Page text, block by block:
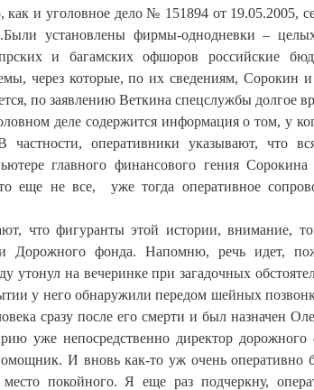
и уголовное дело № 151894 от 19.05.2005,
установлены фирмы-однодневки –
и багамских офшоров российские
через которые, по их сведениям, Сорокин
по заявлению Веткина спецслужбы долгое
деле содержится информация о том, у
частности, оперативники указывают, что
главного финансового гения
еще не все, уже тогда оперативное
что фигуранты этой истории, внимание,
Дорожного фонда. Напомню, речь идет,
утонул на вечеринке при загадочных
у него обнаружили передом шейных
сразу после его смерти и был назначен
уже непосредственно директор
И вновь как-то уж очень оперативно
покойного. Я еще раз подчеркну,